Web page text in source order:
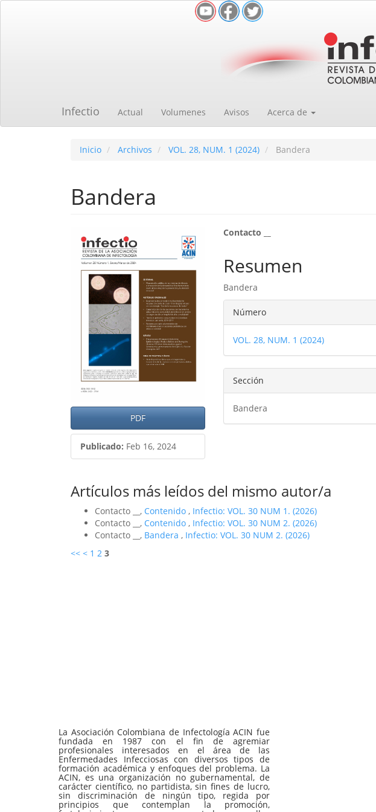
Infectio Actual Volumenes Avisos Acerca de
Inicio Archivos VOL. 28, NUM. 1 (2024) Bandera
Bandera
Barra
lateral
del
artículo
PDF
Publicado: Feb 16, 2024
Contenido
principal
del
artículo
Contacto __
Resumen
Bandera
Detalles
del
artículo
Número
VOL. 28, NUM. 1 (2024)
Sección
Bandera
Artículos más leídos del mismo autor/a
Contacto __, Contenido , Infectio: VOL. 30 NUM 1. (2026)
Contacto __, Contenido , Infectio: VOL. 30 NUM 2. (2026)
Contacto __, Bandera , Infectio: VOL. 30 NUM 2. (2026)
<< < 1 2 3
La Asociación Colombiana de Infectología ACIN fue
fundada en 1987 con el fin de agremiar
profesionales interesados en el área de las
Enfermedades Infecciosas con diversos tipos de
formación académica y enfoques del problema. La
ACIN, es una organización no gubernamental, de
carácter científico, no partidista, sin fines de lucro,
sin discriminación de ningún tipo, regida por
principios que contemplan la promoción,